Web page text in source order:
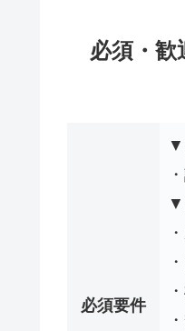
必須・歓
必須要件
▼
▼